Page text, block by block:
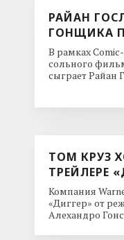
РАЙАН
ГОНЩИКА
В рамках
сольного
сыграет Райан
ТОМ КРУЗ
ТРЕЙЛЕРЕ
Компания
«Диггер» от
Алехандро